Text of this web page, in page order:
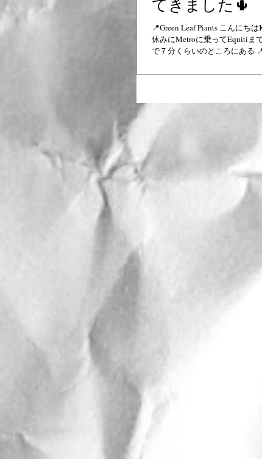
てきました🌵
📍Green Leaf Piants こんにちは
休みにMetroに乗ってEquitiま
で７分くらいのところにある
物の他にも雑貨や、イ...